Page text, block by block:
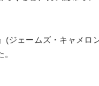
(ジェームズ・キャメロ